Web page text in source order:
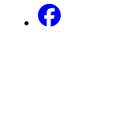
Facebook